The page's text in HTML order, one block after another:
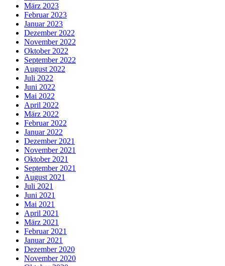
März 2023
Februar 2023
Januar 2023
Dezember 2022
November 2022
Oktober 2022
September 2022
August 2022
Juli 2022
Juni 2022
Mai 2022
April 2022
März 2022
Februar 2022
Januar 2022
Dezember 2021
November 2021
Oktober 2021
September 2021
August 2021
Juli 2021
Juni 2021
Mai 2021
April 2021
März 2021
Februar 2021
Januar 2021
Dezember 2020
November 2020